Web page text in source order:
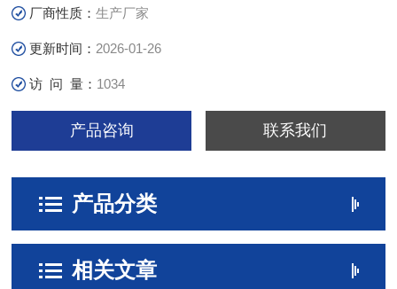
保存在扩展
厂商性质：生产厂家
更新时间： 2026-01-26
访 问 量： 1034
产品咨询 联系我们
产品分类
相关文章